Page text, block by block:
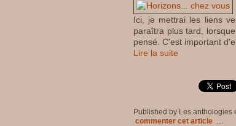
Ici, je mettrai les liens
paraîtra plus tard,
pensé. C'est important
Lire la suite
Published by Les anthologies
commenter cet article …